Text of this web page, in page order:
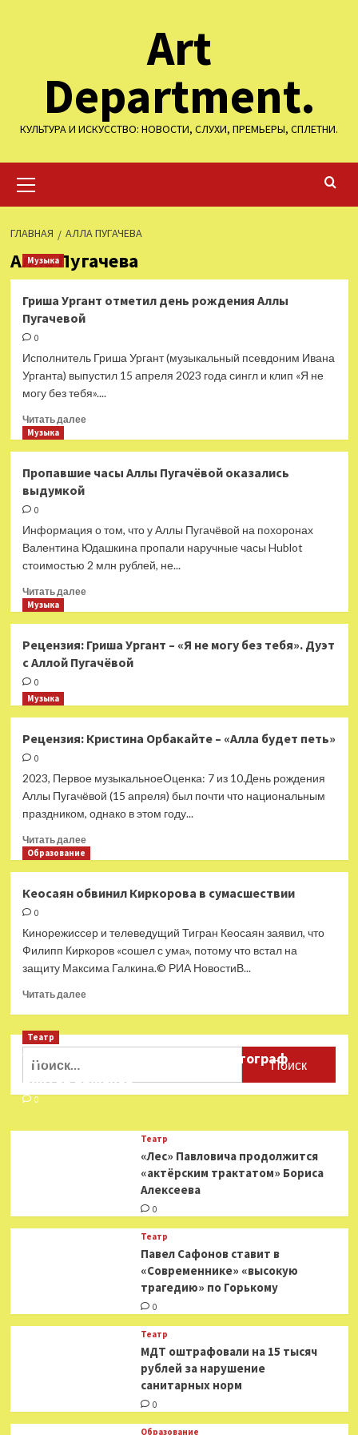
Art
Department.
КУЛЬТУРА И ИСКУССТВО: НОВОСТИ, СЛУХИ, ПРЕМЬЕРЫ, СПЛЕТНИ.
меню
ГЛАВНАЯ АЛЛА ПУГАЧЕВА
Алла Пугачева
Музыка
Гриша Ургант отметил день рождения Аллы
Пугачевой
0
Исполнитель Гриша Ургант (музыкальный псевдоним Ивана
Урганта) выпустил 15 апреля 2023 года сингл и клип «Я не
могу без тебя»....
Читать далееПрочитать
Ургант
Пугачевой
Музыка
Пропавшие часы Аллы Пугачёвой оказались
выдумкой
0
Информация о том, что у Аллы Пугачёвой на похоронах
Валентина Юдашкина пропали наручные часы Hublot
стоимостью 2 млн рублей, не...
Читать далееПрочитать
часы
Аллы
Музыка
Рецензия: Гриша Ургант – «Я не могу без тебя». Дуэт
с Аллой Пугачёвой
0
Музыка
Рецензия: Кристина Орбакайте – «Алла будет петь»
0
2023, Первое музыкальноеОценка: 7 из 10.День рождения
Аллы Пугачёвой (15 апреля) был почти что национальным
праздником, однако в этом году...
Читать далееПрочитать
Кристина
–
будет
петь»
Образование
Кеосаян обвинил Киркорова в сумасшествии
0
Кинорежиссер и телеведущий Тигран Кеосаян заявил, что
Филипп Киркоров «сошел с ума», потому что встал на
защиту Максима Галкина.© РИА НовостиВ...
Читать далееПрочитать
Кеосаян
в сумасшествии
Найти:
Театр
Ушёл из жизни театральный фотограф
Виктор Баженов
0
Театр
«Лес» Павловича продолжится
«актёрским трактатом» Бориса
Алексеева
0
Театр
Павел Сафонов ставит в
«Современнике» «высокую
трагедию» по Горькому
0
Театр
МДТ оштрафовали на 15 тысяч
рублей за нарушение
санитарных норм
0
Образование